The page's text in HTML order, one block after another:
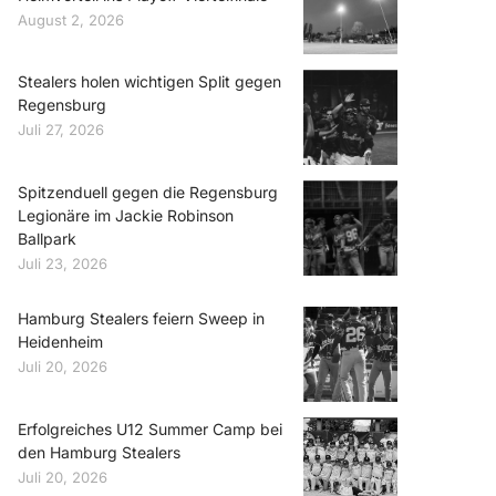
August 2, 2026
Stealers holen wichtigen Split gegen
Regensburg
Juli 27, 2026
Spitzenduell gegen die Regensburg
Legionäre im Jackie Robinson
Ballpark
Juli 23, 2026
Hamburg Stealers feiern Sweep in
Heidenheim
Juli 20, 2026
Erfolgreiches U12 Summer Camp bei
den Hamburg Stealers
Juli 20, 2026